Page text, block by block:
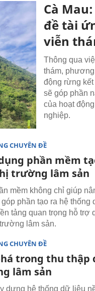
Cà
đề tài
viễn
Thông qua
thám,
động rừng
sẽ góp phần
của hoạt
nghiệp.
CHUYÊN ĐỀ
phần mềm
trường lâm sản
mềm không chỉ giúp
góp phần tạo ra hệ
tảng quan trọng hỗ trợ
lâm sản.
CHUYÊN ĐỀ
trong thu thập
lâm sản
dựng hệ thống dữ liệu